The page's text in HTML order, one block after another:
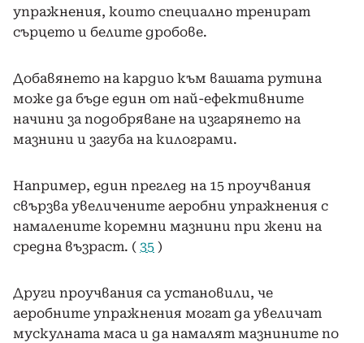
упражнения, които специално тренират
сърцето и белите дробове.
Добавянето на кардио към вашата рутина
може да бъде един от най-ефективните
начини за подобряване на изгарянето на
мазнини и загуба на килограми.
Например, един преглед на 15 проучвания
свързва увеличените аеробни упражнения с
намалените коремни мазнини при жени на
средна възраст. ( 35 )
Други проучвания са установили, че
аеробните упражнения могат да увеличат
мускулната маса и да намалят мазнините по